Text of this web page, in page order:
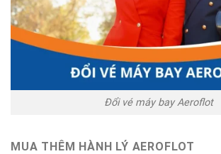
Đổi vé máy bay Aeroflot
MUA THÊM HÀNH LÝ AEROFLOT